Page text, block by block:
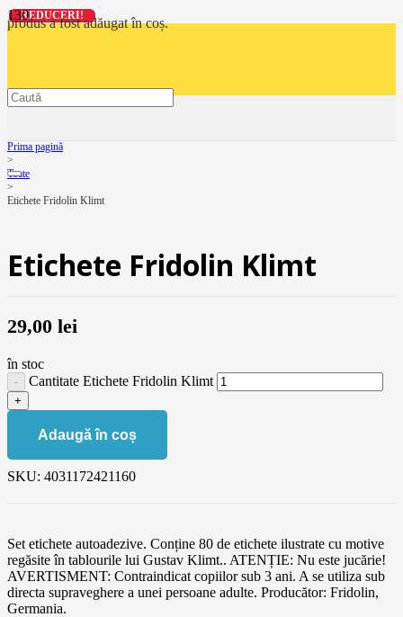
produsa fost adăugat în coș.
Prima pagină
>
Toate
>
Etichete Fridolin Klimt
Etichete Fridolin Klimt
29,00 lei
în stoc
Cantitate Etichete Fridolin Klimt
Adaugă în coș
SKU: 4031172421160
Set etichete autoadezive. Conține 80 de etichete ilustrate cu motive
regăsite în tablourile lui Gustav Klimt.. ATENȚIE: Nu este jucărie!
AVERTISMENT: Contraindicat copiilor sub 3 ani. A se utiliza sub
directa supraveghere a unei persoane adulte. Producător: Fridolin,
Germania.
REDUCERI!
REDUCERI!
REDUCERI!
REDUCERI!